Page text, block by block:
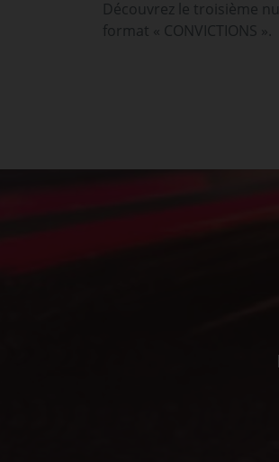
Découvrez le troisième
format « CONVICTIONS ».